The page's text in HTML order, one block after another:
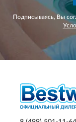
Подписываясь, Вы